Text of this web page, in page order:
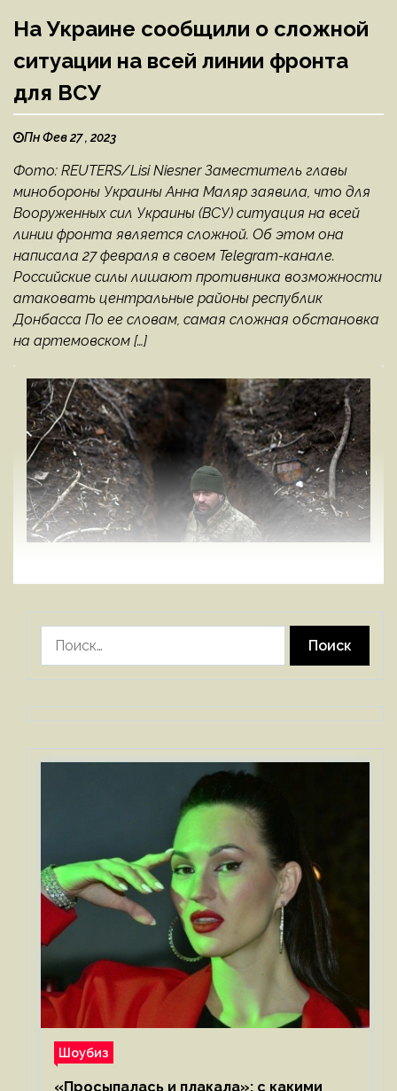
На Украине сообщили о сложной
ситуации на всей линии фронта
для ВСУ
Пн Фев 27 , 2023
Фото: REUTERS/Lisi Niesner Заместитель главы
минобороны Украины Анна Маляр заявила, что для
Вооруженных сил Украины (ВСУ) ситуация на всей
линии фронта является сложной. Об этом она
написала 27 февраля в своем Telegram-канале.
Российские силы лишают противника возможности
атаковать центральные районы республик
Донбасса По ее словам, самая сложная обстановка
на артемовском […]
Шоубиз
«Просыпалась и плакала»: с какими